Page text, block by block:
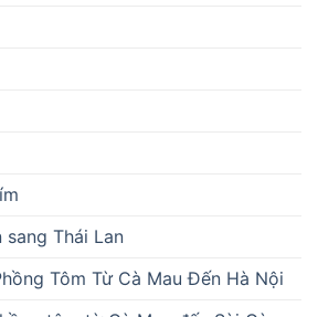
sang Thái Lan
Tôm Từ Cà Mau Đến Hà Nội